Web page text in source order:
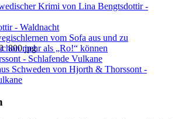
Krimi von Lina Bengtsdottir -
- Waldnacht
vom Sofa aus und zu
mehr als „Ro!“ können
- Schlafende Vulkane
Schweden von Hjorth & Thorssont -